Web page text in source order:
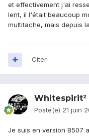
et effectivement j'ai
lent, il l'était beaucoup
multitache, mais depuis
Citer
Whitespirit²
Posté(e) 21 juin
Je suis en version B507